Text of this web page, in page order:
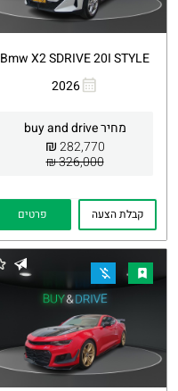
Bmw X2 SDRIVE 20I STYLE
2026
מחיר buy and drive
282,770
₪
326,000 ₪
Whatsapp
קבלת הצעה פרטים